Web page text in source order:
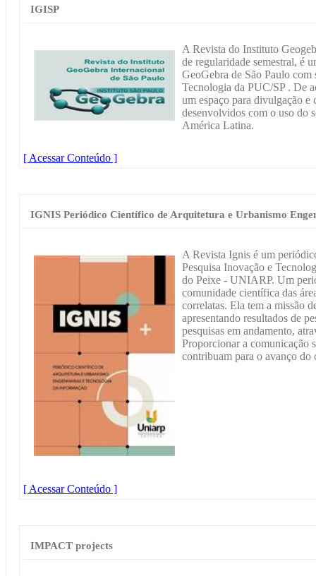
IGISP
A Revista do Instituto
de regularidade semestral, é
GeoGebra de São Paulo com
Tecnologia da PUC/SP . De
um espaço para divulgação e
desenvolvidos com o uso do
América Latina.
[ Acessar Conteúdo ]
IGNIS Periódico Científico de Arquitetura e Urbanismo
A Revista Ignis é um
Pesquisa Inovação e
do Peixe - UNIARP. Um
comunidade científica das
correlatas. Ela tem a missão
apresentando resultados de
pesquisas em andamento,
Proporcionar a comunicação
contribuam para o avanço do
[ Acessar Conteúdo ]
IMPACT projects